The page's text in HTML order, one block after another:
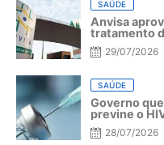
SAÚDE
Anvisa
tratamento
29/07/2026
SAÚDE
Governo
previne o
28/07/2026